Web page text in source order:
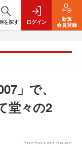
を探す ログイン
新規
会員登録
」で、
堂々の2